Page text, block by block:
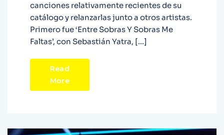
canciones relativamente recientes de su
catálogo y relanzarlas junto a otros artistas.
Primero fue ‘Entre Sobras Y Sobras Me
Faltas’, con Sebastián Yatra, […]
Read
More